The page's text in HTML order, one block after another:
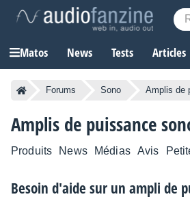
Matos News Tests Articles
Forums Sono Amplis de
Amplis de puissance
Produits News Médias Avis
Besoin d'aide sur un ampli de